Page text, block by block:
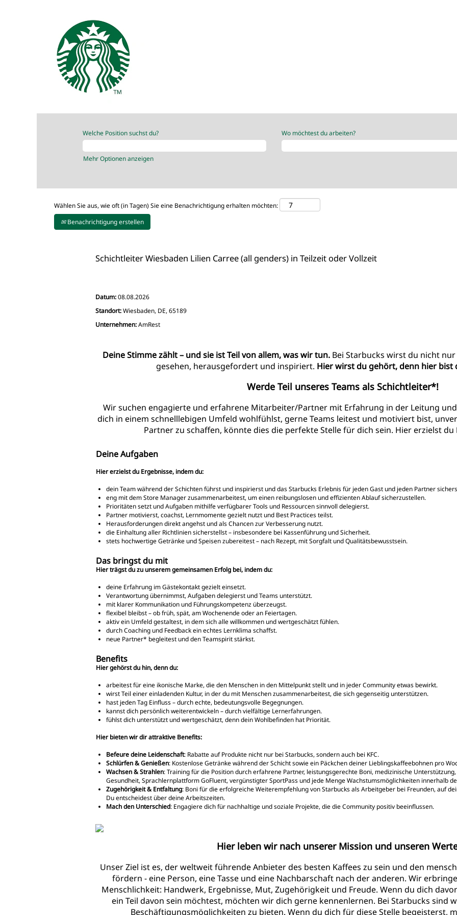
Welche Position suchst du? Wo möchtest du arbeiten?
Mehr Optionen anzeigen
Wählen Sie aus, wie oft (in Tagen) Sie eine Benachrichtigung erhalten möchten:
Benachrichtigung erstellen
Schichtleiter Wiesbaden Lilien Carree (all genders) in Teilzeit oder Vollzeit
Datum:08.08.2026
Standort:Wiesbaden, DE, 65189
Unternehmen:AmRest
Deine Stimme zählt – und sie ist Teil von allem, was wir tun. Bei Starbucks wirst du nicht
gesehen, herausgefordert und inspiriert. Hier wirst du gehört, denn hier bist
Werde Teil unseres Teams als Schichtleiter*!
Wir suchen engagierte und erfahrene Mitarbeiter/Partner mit Erfahrung in der Leitung
dich in einem schnelllebigen Umfeld wohlfühlst, gerne Teams leitest und motiviert bist,
Partner zu schaffen, könnte dies die perfekte Stelle für dich sein. Hier erzielst du
Deine Aufgaben
Hier erzielst du Ergebnisse, indem du:
dein Team während der Schichten führst und inspirierst und das Starbucks Erlebnis für jeden Gast und jeden Partner
eng mit dem Store Manager zusammenarbeitest, um einen reibungslosen und effizienten Ablauf sicherzustellen.
Prioritäten setzt und Aufgaben mithilfe verfügbarer Tools und Ressourcen sinnvoll delegierst.
Partner motivierst, coachst, Lernmomente gezielt nutzt und Best Practices teilst.
Herausforderungen direkt angehst und als Chancen zur Verbesserung nutzt.
die Einhaltung aller Richtlinien sicherstellst – insbesondere bei Kassenführung und Sicherheit.
stets hochwertige Getränke und Speisen zubereitest – nach Rezept, mit Sorgfalt und Qualitätsbewusstsein.
Das bringst du mit
Hier trägst du zu unserem gemeinsamen Erfolg bei, indem du:
deine Erfahrung im Gästekontakt gezielt einsetzt.
Verantwortung übernimmst, Aufgaben delegierst und Teams unterstützt.
mit klarer Kommunikation und Führungskompetenz überzeugst.
flexibel bleibst – ob früh, spät, am Wochenende oder an Feiertagen.
aktiv ein Umfeld gestaltest, in dem sich alle willkommen und wertgeschätzt fühlen.
durch Coaching und Feedback ein echtes Lernklima schaffst.
neue Partner* begleitest und den Teamspirit stärkst.
Benefits
Hier gehörst du hin, denn du:
arbeitest für eine ikonische Marke, die den Menschen in den Mittelpunkt stellt und in jeder Community etwas bewirkt.
wirst Teil einer einladenden Kultur, in der du mit Menschen zusammenarbeitest, die sich gegenseitig unterstützen.
hast jeden Tag Einfluss – durch echte, bedeutungsvolle Begegnungen.
kannst dich persönlich weiterentwickeln – durch vielfältige Lernerfahrungen.
fühlst dich unterstützt und wertgeschätzt, denn dein Wohlbefinden hat Priorität.
Hier bieten wir dir attraktive Benefits:
Befeure deine Leidenschaft: Rabatte auf Produkte nicht nur bei Starbucks, sondern auch bei KFC.
Schlürfen & Genießen: Kostenlose Getränke während der Schicht sowie ein Päckchen deiner Lieblingskaffeebohnen pro
Wachsen & Strahlen: Training für die Position durch erfahrene Partner, leistungsgerechte Boni, medizinische
Gesundheit, Sprachlernplattform GoFluent, vergünstigter SportPass und jede Menge Wachstumsmöglichkeiten innerhalb
Zugehörigkeit & Entfaltung: Boni für die erfolgreiche Weiterempfehlung von Starbucks als Arbeitgeber bei Freunden, auf
Du entscheidest über deine Arbeitszeiten.
Mach den Unterschied: Engagiere dich für nachhaltige und soziale Projekte, die die Community positiv beeinflussen.
Hier leben wir nach unserer Mission und unseren
Unser Ziel ist es, der weltweit führende Anbieter des besten Kaffees zu sein und den
fördern - eine Person, eine Tasse und eine Nachbarschaft nach der anderen. Wir
Menschlichkeit: Handwerk, Ergebnisse, Mut, Zugehörigkeit und Freude. Wenn du dich
ein Teil davon sein möchtest, möchten wir dich gerne kennenlernen. Bei Starbucks sind
Beschäftigungsmöglichkeiten zu bieten. Wenn du dich für diese Stelle begeisterst,